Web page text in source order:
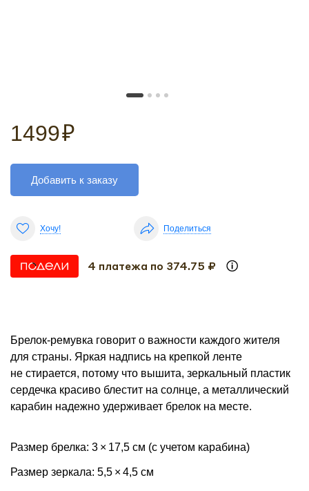
1499₽
Добавить к заказу
Хочу! Поделиться
4 платежа по 374.75 ₽
Брелок-ремувка говорит о важности каждого жителя
для страны. Яркая надпись на крепкой ленте
не стирается, потому что вышита, зеркальный пластик
сердечка красиво блестит на солнце, а металлический
карабин надежно удерживает брелок на месте.
Размер брелка: 3 × 17,5 см (с учетом карабина)
Размер зеркала: 5,5 × 4,5 см